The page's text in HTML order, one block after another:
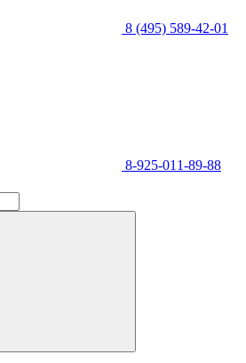
8 (495) 589-42-01
8-925-011-89-88